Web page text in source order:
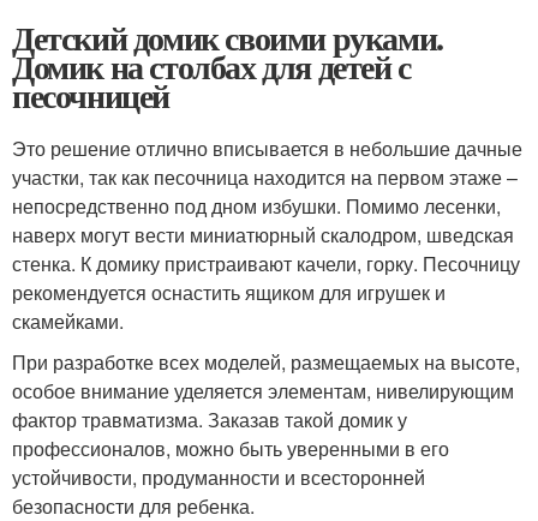
Детский домик своими руками.
Домик на столбах для детей с
песочницей
Это решение отлично вписывается в небольшие дачные
участки, так как песочница находится на первом этаже –
непосредственно под дном избушки. Помимо лесенки,
наверх могут вести миниатюрный скалодром, шведская
стенка. К домику пристраивают качели, горку. Песочницу
рекомендуется оснастить ящиком для игрушек и
скамейками.
При разработке всех моделей, размещаемых на высоте,
особое внимание уделяется элементам, нивелирующим
фактор травматизма. Заказав такой домик у
профессионалов, можно быть уверенными в его
устойчивости, продуманности и всесторонней
безопасности для ребенка.